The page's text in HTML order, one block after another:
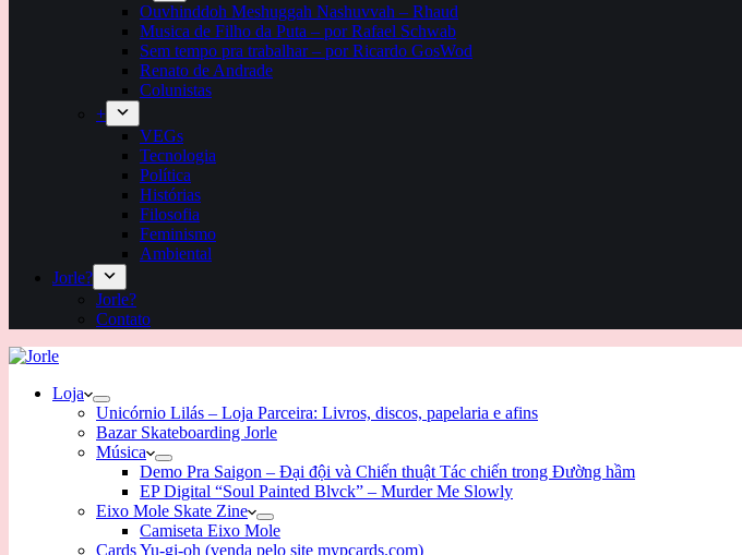
Ouvhinddoh Meshuggah Nashuvvah – Rhaud
Musica de Filho da Puta – por Rafael Schwab
Sem tempo pra trabalhar – por Ricardo GosWod
Renato de Andrade
Colunistas
+
VEGs
Tecnologia
Política
Histórias
Filosofia
Feminismo
Ambiental
Jorle?
Jorle?
Contato
Loja
Unicórnio Lilás – Loja Parceira: Livros, discos, papelaria e afins
Bazar Skateboarding Jorle
Música
Demo Pra Saigon – Đại đội và Chiến thuật Tác chiến trong Đường hầm
EP Digital “Soul Painted Blvck” – Murder Me Slowly
Eixo Mole Skate Zine
Camiseta Eixo Mole
Cards Yu-gi-oh (venda pelo site mypcards.com)